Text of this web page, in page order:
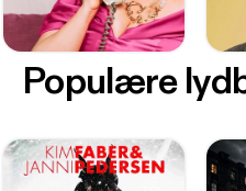
Populære